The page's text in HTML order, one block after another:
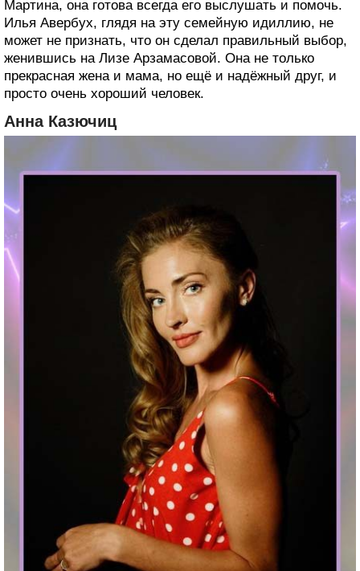
Мартина, она готова всегда его выслушать и помочь.
Илья Авербух, глядя на эту семейную идиллию, не
может не признать, что он сделал правильный выбор,
женившись на Лизе Арзамасовой. Она не только
прекрасная жена и мама, но ещё и надёжный друг, и
просто очень хороший человек.
Анна Казючиц